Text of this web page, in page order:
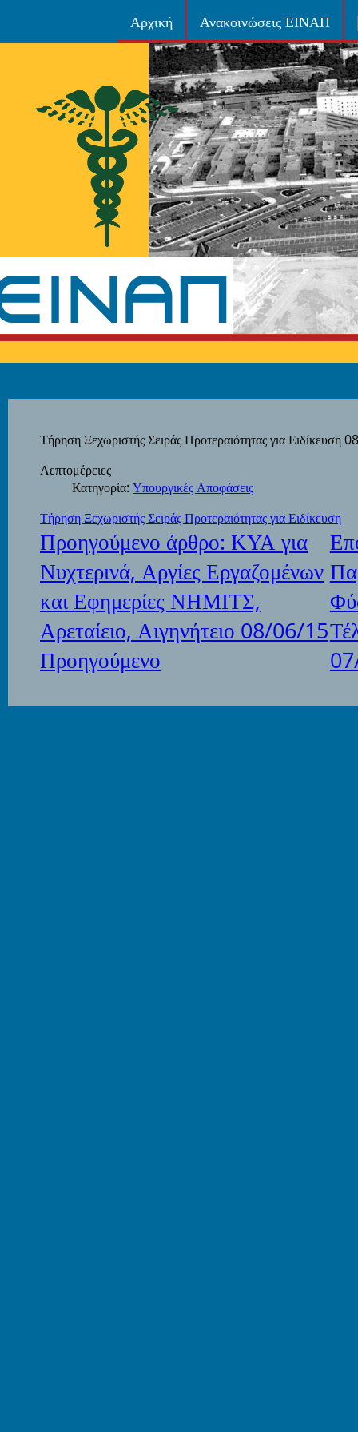
Αρχική Ανακοινώσεις ΕΙΝΑΠ
Τήρηση Ξεχωριστής Σειράς Προτεραιότητας για Ειδίκευση
Λεπτομέρειες
Κατηγορία: Υπουργικές Αποφάσεις
Τήρηση Ξεχωριστής Σειράς Προτεραιότητας για Ειδίκευση
Προηγούμενο άρθρο: ΚΥΑ για
Νυχτερινά, Αργίες Εργαζομένων
και Εφημερίες ΝΗΜΙΤΣ,
Αρεταίειο, Αιγηνήτειο 08/06/15
Προηγούμενο